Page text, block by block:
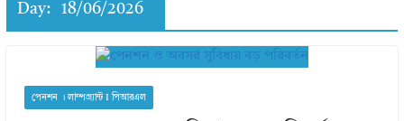
Day: 18/06/2026
পেনশন । লাম্পগ্র্যান্ট I পিআরএল